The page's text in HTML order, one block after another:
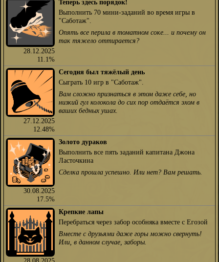
28.12.2025
11.1%
Теперь здесь порядок!
Выполнить 70 мини-заданий во время игры в
"Саботаж".
Опять все перила в томатном соке... и почему он
так тяжело оттирается?
27.12.2025
12.48%
Сегодня был тяжёлый день
Сыграть 10 игр в "Саботаж".
Вам сложно признаться в этом даже себе, но
низкий гул колокола до сих пор отдаётся эхом в
ваших бедных ушах.
30.08.2025
17.5%
Золото дураков
Выполнить все пять заданий капитана Джона
Ласточкина
Сделка прошла успешно. Или нет? Вам решать.
Крепкие лапы
Перебраться через забор особняка вместе с Егозой
Вместе с друзьями даже горы можно свернуть!
Или, в данном случае, заборы.